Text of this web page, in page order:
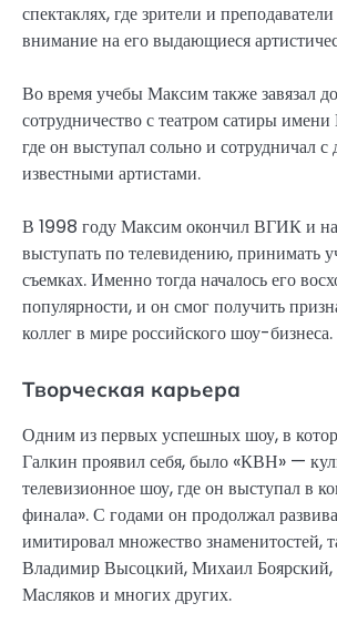
спектаклях, где зрители и
внимание на его выдающиеся
Во время учебы Максим также завязал
сотрудничество с театром сатиры
где он выступал сольно и сотрудничал с
известными артистами.
В 1998 году Максим окончил ВГИК и
выступать по телевидению, принимать
съемках. Именно тогда началось его
популярности, и он смог получить
коллег в мире российского шоу-бизнеса.
Творческая карьера
Одним из первых успешных шоу, в
Галкин проявил себя, было «КВН» —
телевизионное шоу, где он выступал в
финала». С годами он продолжал
имитировал множество знаменитостей,
Владимир Высоцкий, Михаил Боярский,
Масляков и многих других.